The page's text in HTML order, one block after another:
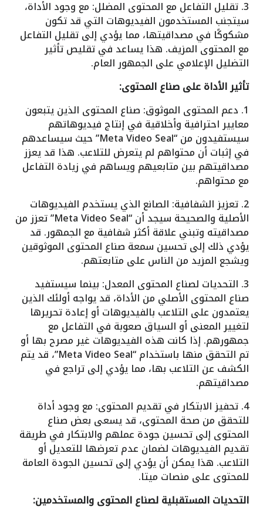
3. تقليل التفاعل مع المحتوى المضلل: مع وجود الأداة،
سيتجنب المستخدمون الفيديوهات التي قد تكون
مشكوكًا في مصداقيتها، مما يؤدي إلى تقليل التفاعل
مع المحتوى المزيف. هذا يساعد في تقليص تأثير
التضليل الإعلامي على الجمهور العام.
تأثير الأداة على صناع المحتوى:
1. دعم المحتوى الموثوق: صناع المحتوى الذين يتبعون
معايير احترافية وأخلاقية في إنتاج فيديوهاتهم
سيستفيدون من “Meta Video Seal” حيث سيساعدهم
في إثبات أن محتواهم لم يتعرض للتلاعب. هذا قد يعزز
مصداقيتهم بين متابعيهم ويساهم في زيادة التفاعل
مع محتواهم.
2. تعزيز الشفافية: الصانع الذي يستخدم الفيديوهات
الأصلية والصحيحة سيجد أن “Meta Video Seal” تعزز من
مصداقيته وتبني علاقة أكثر شفافية مع الجمهور. قد
يؤدي ذلك إلى تحسين سمعة صناع المحتوى الموثوقين
ويشجع المزيد من الناس على متابعتهم.
3. التحديات لصناع المحتوى المعدل: بينما سيستفيد
صناع المحتوى الأصلي من الأداة، قد يواجه أولئك الذين
يعتمدون على التلاعب بالفيديوهات أو إعادة تحريرها
لتغيير المعنى أو السياق صعوبة في التفاعل مع
جمهورهم. إذا كانت هذه الفيديوهات غير مصرح بها أو
تم التحقق منها باستخدام “Meta Video Seal”، قد يتم
الكشف عن التلاعب بها، مما يؤدي إلى تراجع في
مصداقيتهم.
4. تحفيز الابتكار في تقديم المحتوى: مع وجود أداة
للتحقق من صحة المحتوى، قد يسعى بعض صناع
المحتوى إلى تحسين جودة عملهم والابتكار في طريقة
تقديم الفيديوهات لضمان عدم تعرضها للتعديل أو
التلاعب. هذا يمكن أن يؤدي إلى تحسين الجودة العامة
للمحتوى على منصات ميتا.
التحديات المستقبلية لصناع المحتوى والمستخدمين: